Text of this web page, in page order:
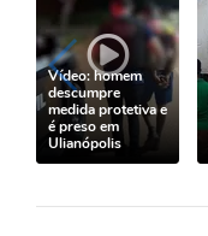
Vídeo: homem
descumpre
medida protetiva e
é preso em
Ulianópolis